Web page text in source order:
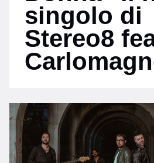
singolo di
Stereo8